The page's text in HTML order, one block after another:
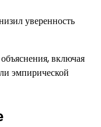
уверенность
включая
эмпирической